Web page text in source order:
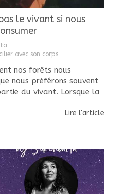
le vivant si nous
avec son corps
nos forêts nous
nous préférons souvent
du vivant. Lorsque la
Lire l'article